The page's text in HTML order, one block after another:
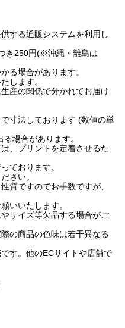
する通販システムを利用し
き250円(※沖縄・離島は
る場合があります。
します。
産の関係で分かれてお届け
寸法しております (数値の単
場合があります。
、プリントを定着させるた
ております。
さい。
質ですのでお手数ですが、
いいたします。
サイズ等欠品する場合がご
の商品の色味は若干異なる
す。他のECサイトや店舗で